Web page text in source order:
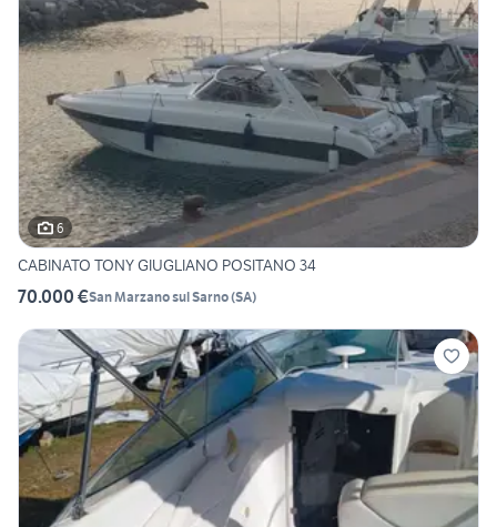
6
CABINATO TONY GIUGLIANO POSITANO 34
70.000 €San Marzano sul Sarno(SA)